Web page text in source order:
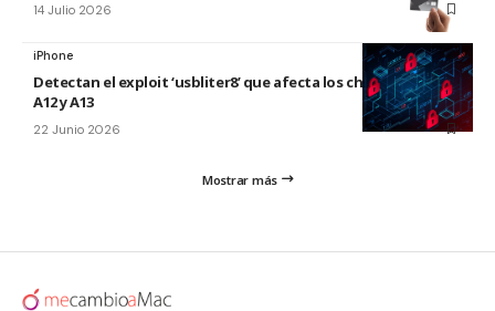
14 Julio 2026
iPhone
Detectan el exploit ‘usbliter8’ que afecta los chips de Apple
A12 y A13
22 Junio 2026
Mostrar más